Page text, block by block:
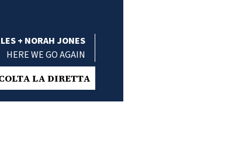
+ NORAH JONES
HERE WE GO AGAIN
LA DIRETTA